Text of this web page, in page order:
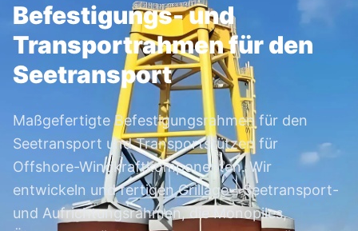
Befestigungs- und
Transportrahmen für den
Seetransport
Maßgefertigte Befestigungsrahmen für den
Seetransport und Transportstützen für
Offshore-Windkraftkomponenten. Wir
entwickeln und fertigen Grillage-, Seetransport-
und Aufrichtungsrahmen, die Monopiles,